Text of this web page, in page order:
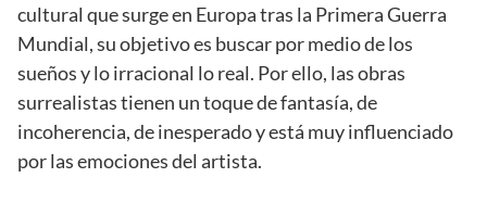
cultural que surge en Europa tras la Primera Guerra
Mundial, su objetivo es buscar por medio de los
sueños y lo irracional lo real. Por ello, las obras
surrealistas tienen un toque de fantasía, de
incoherencia, de inesperado y está muy influenciado
por las emociones del artista.